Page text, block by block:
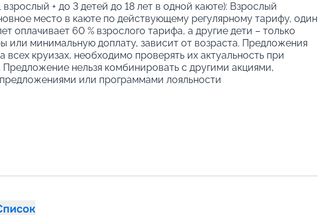
взрослый + до 3 детей до 18 лет в одной каюте): Взрослый
место в каюте по действующему регулярному тарифу, один
оплачивает 60 % взрослого тарифа, а другие дети – только
или минимальную доплату, зависит от возраста. Предложения
всех круизах, необходимо проверять их актуальность при
нельзя комбинировать с другими акциями,
или программами лояльности